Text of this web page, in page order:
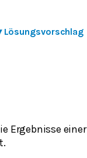
Lösungsvorschlag
Ergebnisse einer